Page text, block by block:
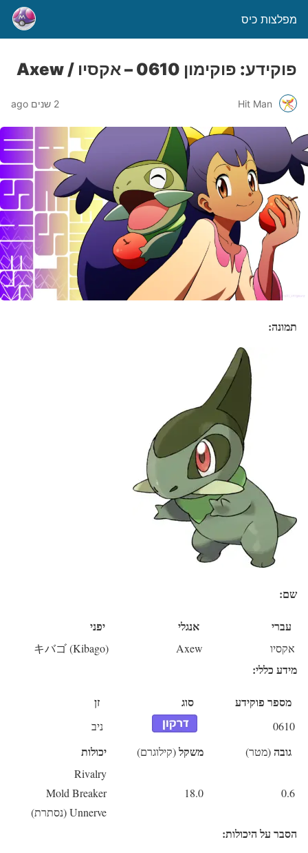
מפלצות כיס
פוקידע: פוקימון 0610 – אקסיו / Axew
Hit Man 2 שנים ago
תמונה:
שם:
עברי אנגלי יפני
אקסיו Axew
キバゴ (Kibago)
מידע כללי:
מספר פוקידע סוג זן
0610 ניב
גובה(מטר) משקל(קילוגרם) יכולות
0.6
18.0
Rivalry
Mold Breaker
Unnerve (נסתרת)
הסבר על היכולות: